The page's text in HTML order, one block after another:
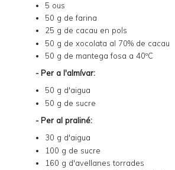
5 ous
50 g de farina
25 g de cacau en pols
50 g de xocolata al 70% de cacau
50 g de mantega fosa a 40ºC
- Per a l'almívar:
50 g d'aigua
50 g de sucre
- Per al praliné:
30 g d'aigua
100 g de sucre
160 g d'avellanes torrades